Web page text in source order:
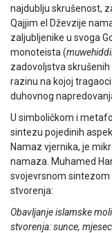
najdublju skrušenost,
Qajjim el Dževzije
zaljubljenike u svoga
monoteista (
zadovoljstva skrušenih
razinu na kojoj
duhovnog
U simboličkom i
sintezu pojedinih
Namaz vjernika, je
namaza. Muhamed
svojevrsnom
stvorenja:
Obavljanje islamske
stvorenja: sunce,